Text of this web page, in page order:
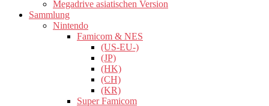
Megadrive asiatischen Version
Sammlung
Nintendo
Famicom & NES
(US-EU-)
(JP)
(HK)
(CH)
(KR)
Super Famicom